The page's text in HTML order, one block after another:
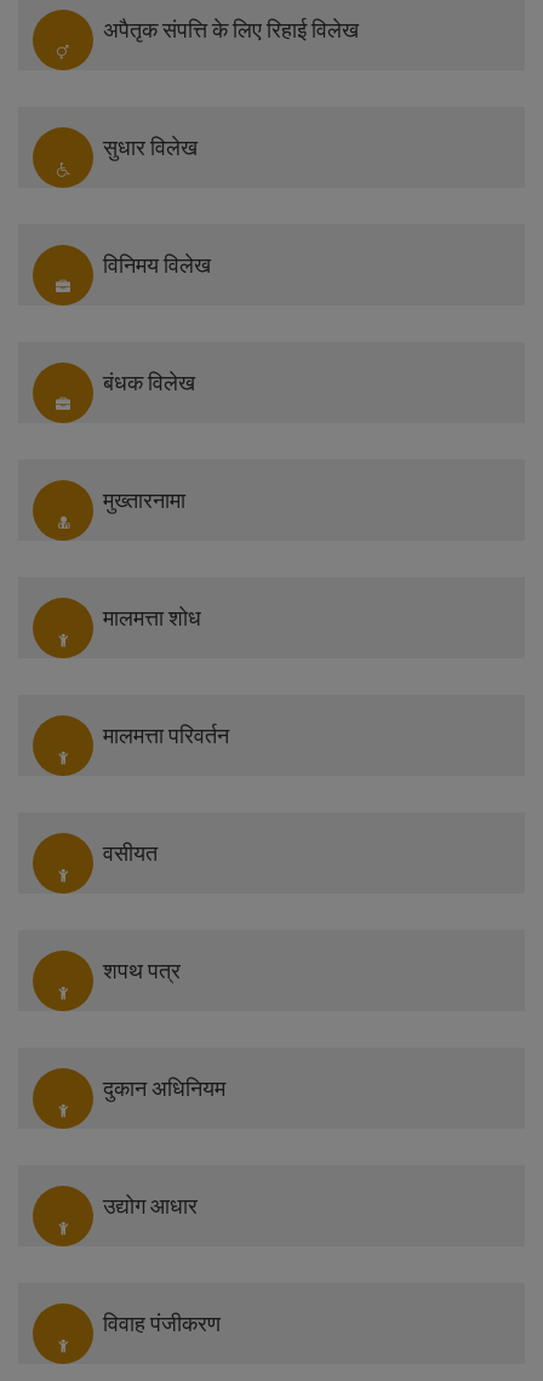
अपैतृक संपत्ति के लिए रिहाई विलेख
सुधार विलेख
विनिमय विलेख
बंधक विलेख
मुख्तारनामा
मालमत्ता शोध
मालमत्ता परिवर्तन
वसीयत
शपथ पत्र
दुकान अधिनियम
उद्योग आधार
विवाह पंजीकरण